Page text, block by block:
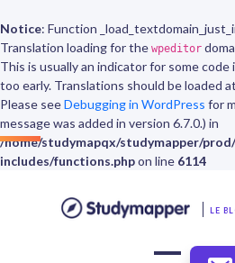
Notice: Function
Translation loading for the wpeditor
This is usually an indicator for some
too early. Translations should be loaded
Please seeDebugging in WordPress for
message was added in version 6.7.0.) in
/home/studymapqx/studymapper/
includes/functions.phpon line 6114
LE